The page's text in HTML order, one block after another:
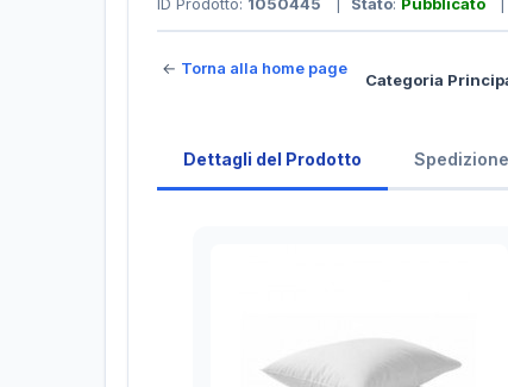
← Torna alla home page
Categoria
Dettagli del Prodotto Spedizione